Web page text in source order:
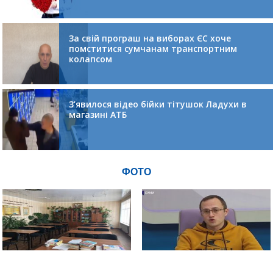
За свій програш на виборах ЄС хоче
помститися сумчанам транспортним
колапсом
З’явилося відео бійки тітушок Ладухи в
магазині АТБ
ФОТО